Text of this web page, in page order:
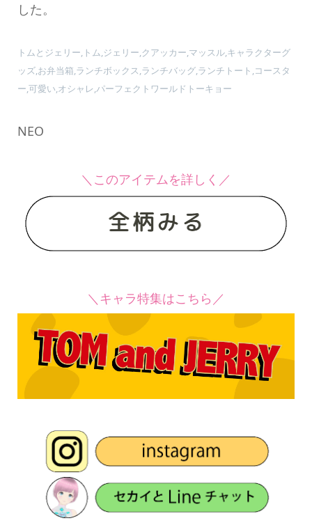
した。
トムとジェリー,トム,ジェリー,クアッカー,マッスル,キャラクターグ
ッズ,お弁当箱,ランチボックス,ランチバッグ,ランチトート,コースタ
ー,可愛い,オシャレ,パーフェクトワールドトーキョー
NEO
＼このアイテムを詳しく／
＼キャラ特集はこちら／